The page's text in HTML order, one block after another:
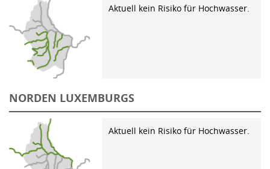
Aktuell kein Risiko für Hochwasser.
NORDEN LUXEMBURGS
Aktuell kein Risiko für Hochwasser.